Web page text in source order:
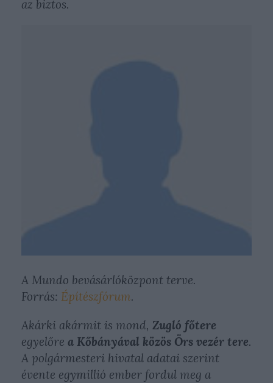
az biztos.
A Mundo bevásárlóközpont terve.
Forrás: Építészfórum.
Akárki akármit is mond, Zugló főtere
egyelőre a Kőbányával közös Örs vezér tere.
A polgármesteri hivatal adatai szerint
évente egymillió ember fordul meg a